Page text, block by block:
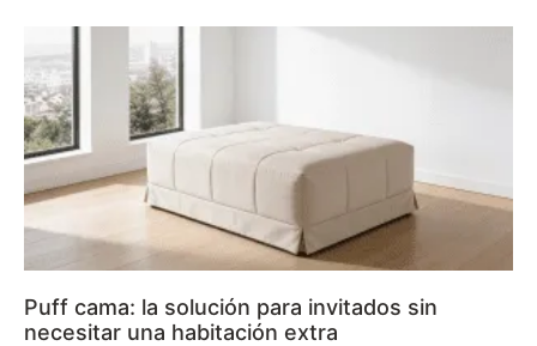
Puff cama: la solución para invitados sin
necesitar una habitación extra